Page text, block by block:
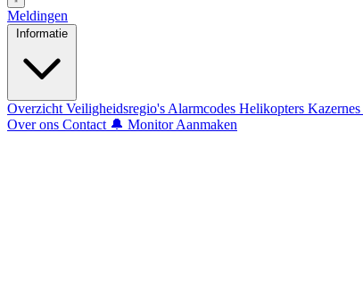
Meldingen
Informatie
Overzicht Veiligheidsregio's Alarmcodes Helikopters Kazernes
Over ons Contact 🔔 Monitor Aanmaken